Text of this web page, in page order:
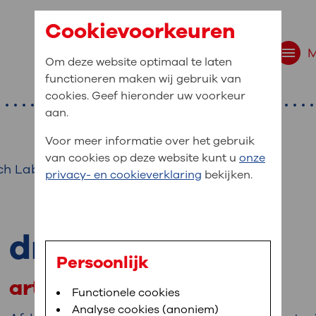
website navigatie
bent u naar op
Bloedafname,MijnOLVG,Digitalisering
medische gegevens
In MijnOLVG kunt u uw medische
het u uitkomt. OLVG breidt MijnOLVG
Laboratorium
drs. P. Gruteke
arts-microbioloog
Cookievoorkeuren
Om deze website optimaal te laten
functioneren maken wij gebruik van
cookies. Geef hieronder uw voorkeur
aan.
Voor meer informatie over het gebruik
van cookies op deze website kunt u onze
privacy- en cookieverklaring bekijken.
Persoonlijk
Functionele cookies
Analyse cookies (anoniem)